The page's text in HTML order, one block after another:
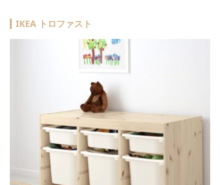
IKEA トロファスト